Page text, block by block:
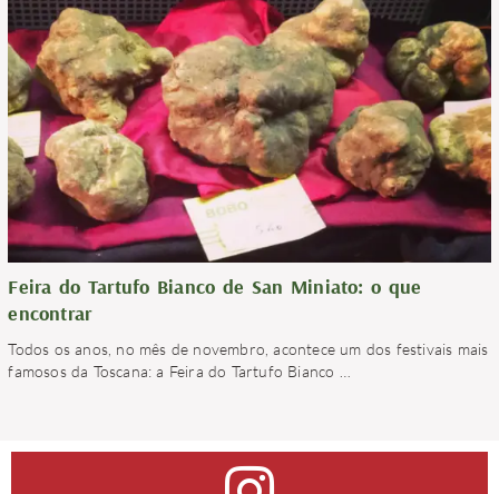
Feira do Tartufo Bianco de San Miniato: o que
encontrar
Todos os anos, no mês de novembro, acontece um dos festivais mais
famosos da Toscana: a Feira do Tartufo Bianco